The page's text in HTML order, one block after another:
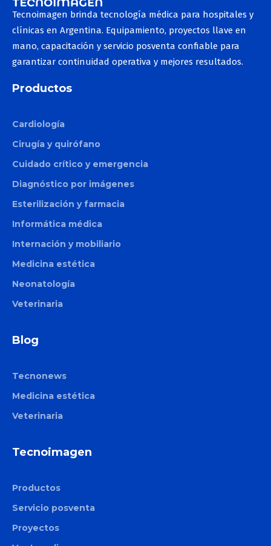
Tecnoimagen brinda tecnología médica para hospitales y
clínicas en Argentina. Equipamiento, proyectos llave en
mano, capacitación y servicio posventa confiable para
garantizar continuidad operativa y mejores resultados.
Productos
Cardiología
Cirugía y quirófano
Cuidado crítico y emergencia
Diagnóstico por imágenes
Esterilización y farmacia
Informática médica
Internación y mobiliario
Medicina estética
Neonatología
Veterinaria
Blog
Tecnonews
Medicina estética
Veterinaria
Tecnoimagen
Productos
Servicio posventa
Proyectos